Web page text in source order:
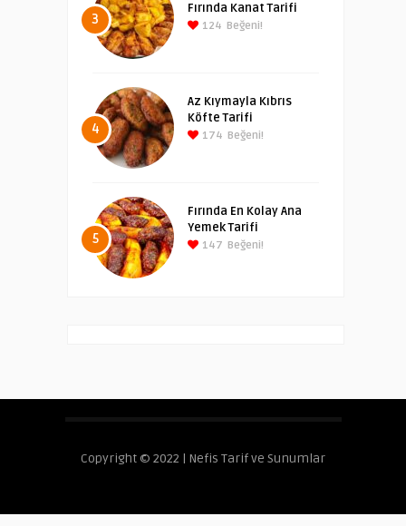
3
Fırında Kanat Tarifi
124 Beğeni!
4
Az Kıymayla Kıbrıs
Köfte Tarifi
174 Beğeni!
5
Fırında En Kolay Ana
Yemek Tarifi
147 Beğeni!
Copyright © 2022 | Nefis Tarif ve Sunumlar